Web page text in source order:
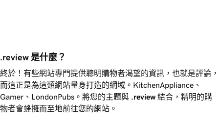
.review 是什麼？
終於！有些網站專門提供聰明購物者渴望的資訊，也就是評論，
而這正是為這類網站量身打造的網域。KitchenAppliance、
Gamer、LondonPubs。將您的主題與 .review結合，精明的購
物者會蜂擁而至地前往您的網站。